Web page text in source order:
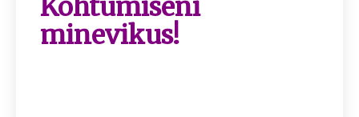
Kohtumiseni
minevikus!